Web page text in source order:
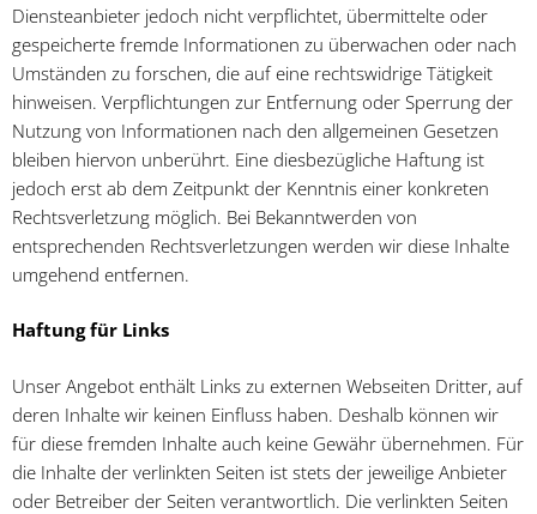
Diensteanbieter jedoch nicht verpflichtet, übermittelte oder
gespeicherte fremde Informationen zu überwachen oder nach
Umständen zu forschen, die auf eine rechtswidrige Tätigkeit
hinweisen. Verpflichtungen zur Entfernung oder Sperrung der
Nutzung von Informationen nach den allgemeinen Gesetzen
bleiben hiervon unberührt. Eine diesbezügliche Haftung ist
jedoch erst ab dem Zeitpunkt der Kenntnis einer konkreten
Rechtsverletzung möglich. Bei Bekanntwerden von
entsprechenden Rechtsverletzungen werden wir diese Inhalte
umgehend entfernen.
Haftung für Links
Unser Angebot enthält Links zu externen Webseiten Dritter, auf
deren Inhalte wir keinen Einfluss haben. Deshalb können wir
für diese fremden Inhalte auch keine Gewähr übernehmen. Für
die Inhalte der verlinkten Seiten ist stets der jeweilige Anbieter
oder Betreiber der Seiten verantwortlich. Die verlinkten Seiten